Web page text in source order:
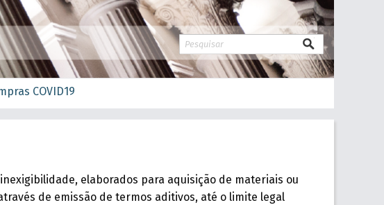
COVID19
elaborados para aquisição de materiais ou
de emissão de termos aditivos, até o limite legal